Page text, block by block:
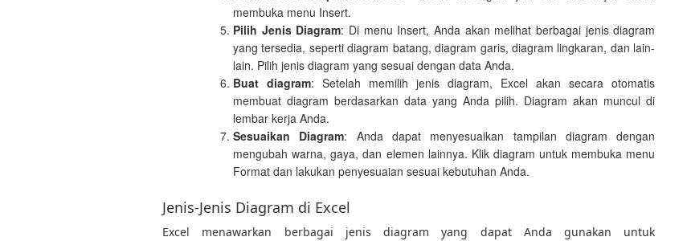
membuka menu Insert.
Pilih Jenis Diagram: Di menu Insert, Anda akan melihat berbagai jenis diagram
yang tersedia, seperti diagram batang, diagram garis, diagram lingkaran, dan lain-
lain. Pilih jenis diagram yang sesuai dengan data Anda.
Buat diagram: Setelah memilih jenis diagram, Excel akan secara otomatis
membuat diagram berdasarkan data yang Anda pilih. Diagram akan muncul di
lembar kerja Anda.
Sesuaikan Diagram: Anda dapat menyesuaikan tampilan diagram dengan
mengubah warna, gaya, dan elemen lainnya. Klik diagram untuk membuka menu
Format dan lakukan penyesuaian sesuai kebutuhan Anda.
Jenis-Jenis Diagram di Excel
Excel menawarkan berbagai jenis diagram yang dapat Anda gunakan untuk